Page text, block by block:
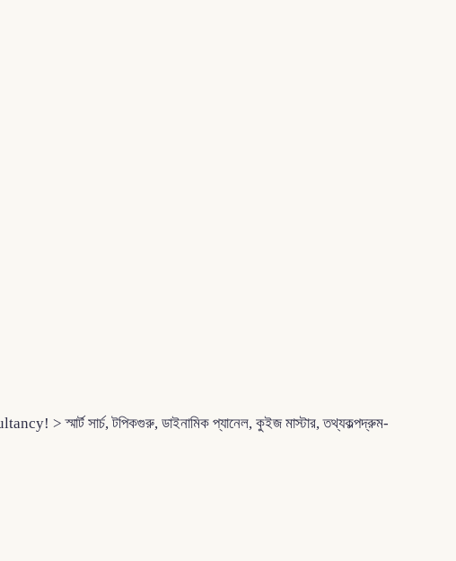
> স্মার্ট সার্চ, টপিকগুরু, ডাইনামিক প্যানেল, কুইজ মাস্টার, তথ্যকল্পদ্রুম-